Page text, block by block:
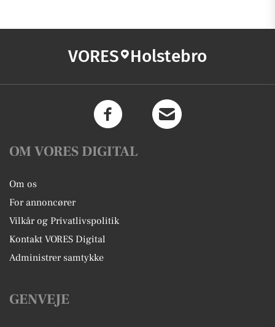
VORES Holstebro
OM VORES DIGITAL
Om os
For annoncører
Vilkår og Privatlivspolitik
Kontakt VORES Digital
Administrer samtykke
GENVEJE